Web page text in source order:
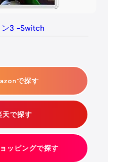
ン3 -Switch
で探す
天で探す
ッピングで探す